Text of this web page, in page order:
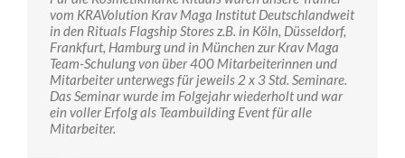
vom KRAVolution Krav Maga Institut Deutschlandweit
in den Rituals Flagship Stores z.B. in Köln, Düsseldorf,
Frankfurt, Hamburg und in München zur Krav Maga
Team-Schulung von über 400 Mitarbeiterinnen und
Mitarbeiter unterwegs für jeweils 2 x 3 Std. Seminare.
Das Seminar wurde im Folgejahr wiederholt und war
ein voller Erfolg als Teambuilding Event für alle
Mitarbeiter.